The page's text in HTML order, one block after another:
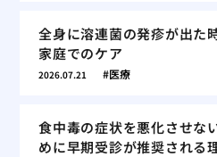
全身に溶連菌の発疹が出た
家庭でのケア
2026.07.21 医療
食中毒の症状を悪化させな
めに早期受診が推奨される